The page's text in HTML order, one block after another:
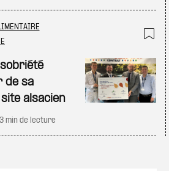
de sa
alsacien
3 min de lecture